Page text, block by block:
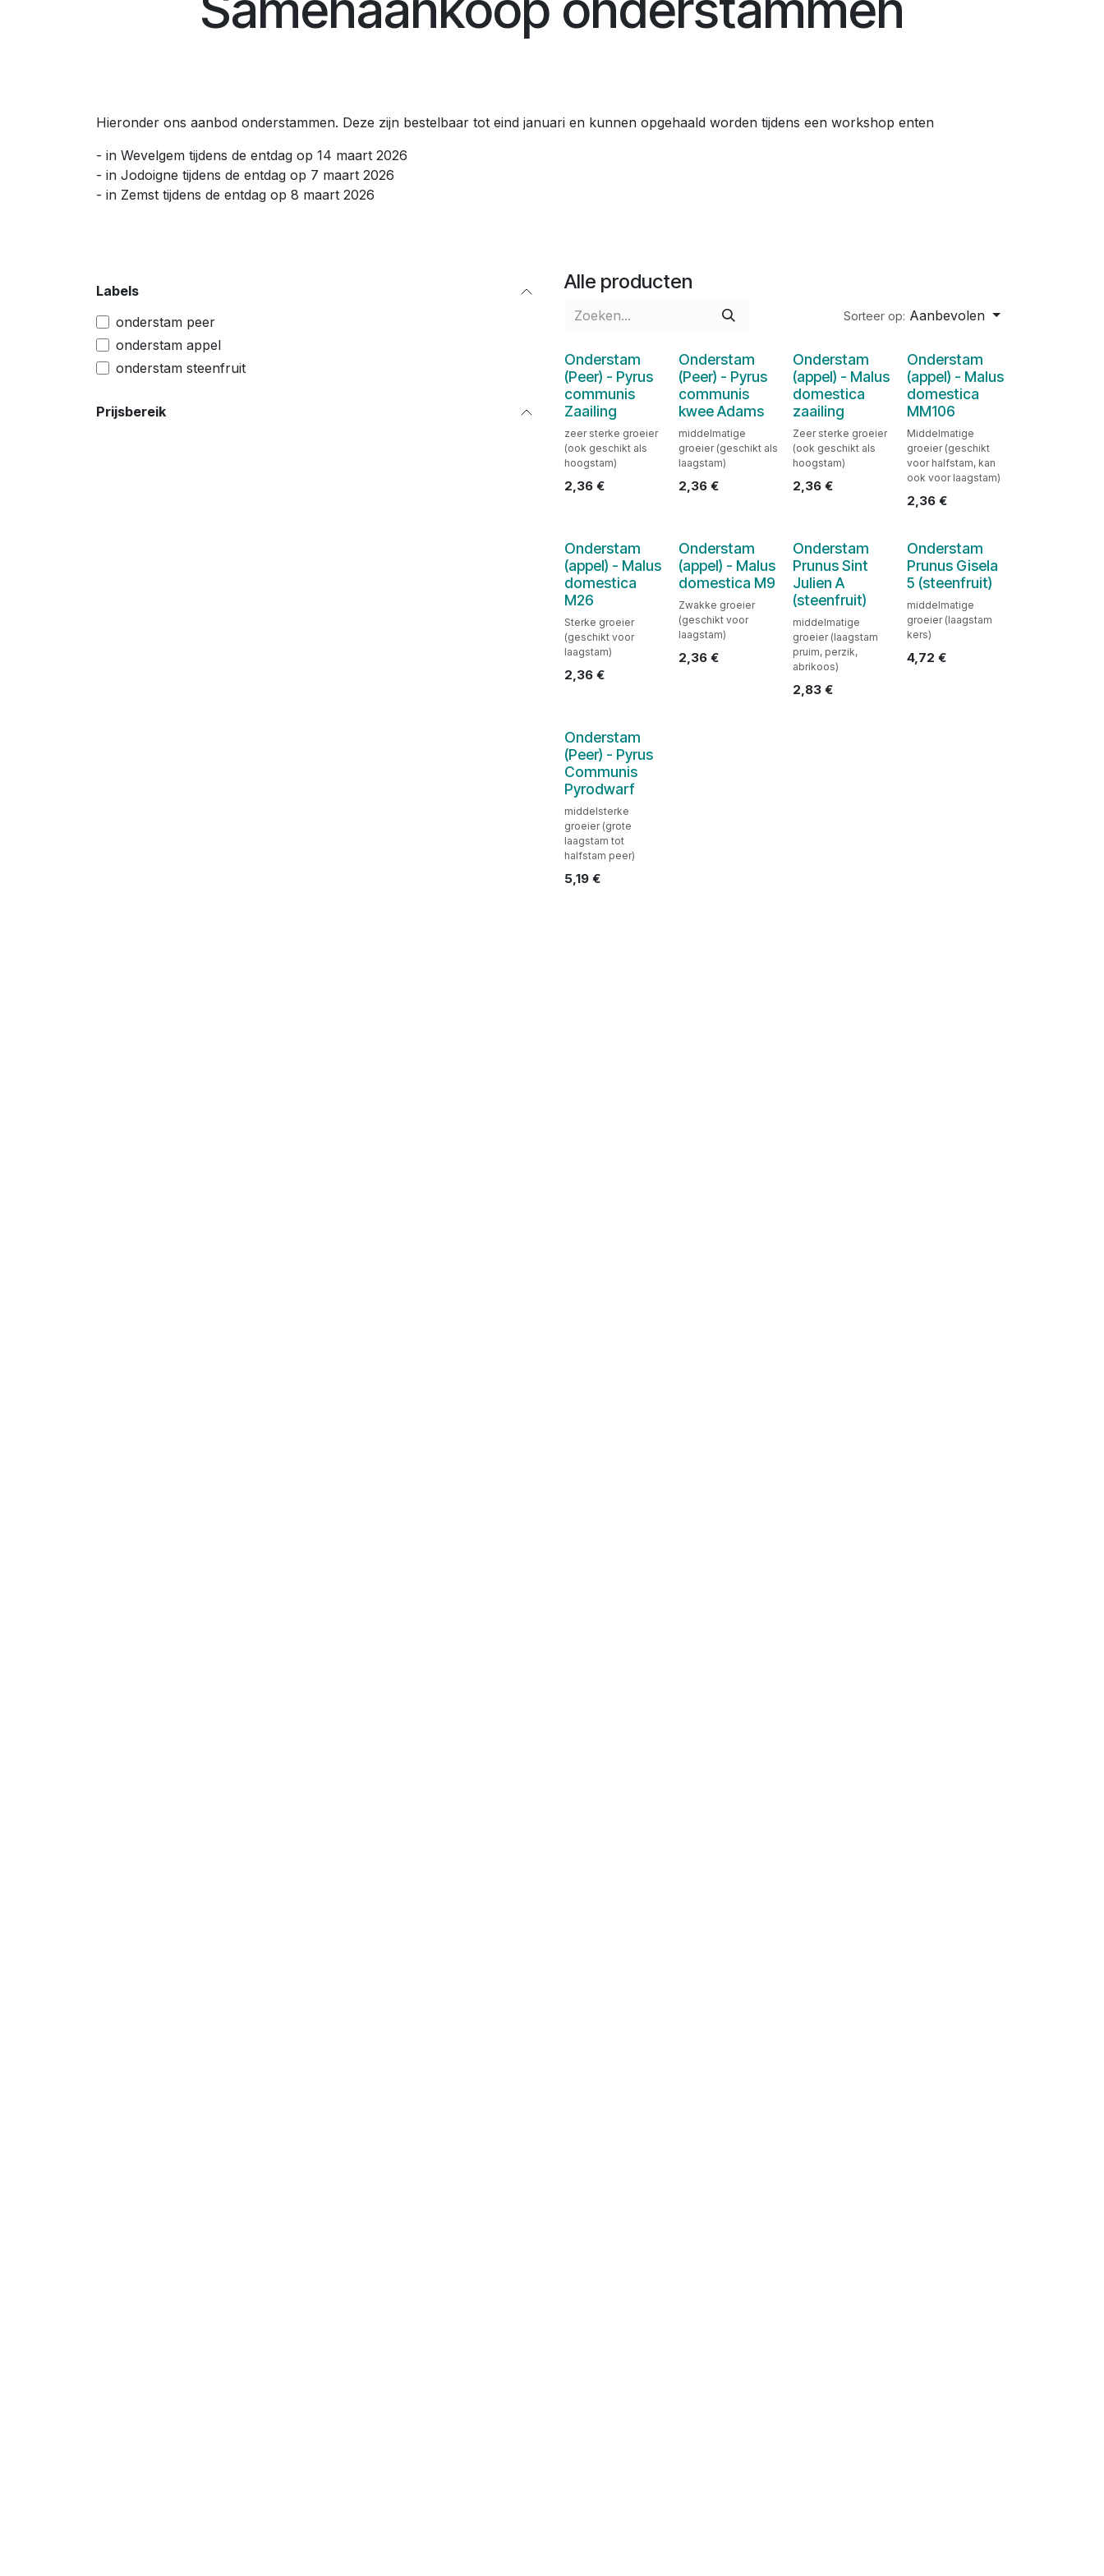
Hieronder ons aanbod onderstammen. Deze zijn bestelbaar tot eind januari en kunnen opgehaald worden tijdens een workshop enten
- in Wevelgem tijdens de entdag op 14 maart 2026
- in Jodoigne tijdens de entdag op 7 maart 2026
- in Zemst tijdens de entdag op 8 maart 2026
Labels
onderstam peer
onderstam appel
onderstam steenfruit
Prijsbereik
Alle producten
Sorteer op: Aanbevolen
Onderstam
(Peer) - Pyrus
communis
Zaailing
zeer sterke groeier
(ook geschikt als
hoogstam)
2,36 €
Onderstam
(Peer) - Pyrus
communis
kwee Adams
middelmatige
groeier (geschikt als
laagstam)
2,36€
Onderstam
(appel) - Malus
domestica
zaailing
Zeer sterke groeier
(ook geschikt als
hoogstam)
2,36€
Onderstam
(appel) - Malus
domestica
MM106
Middelmatige
groeier (geschikt
voor halfstam, kan
ook voor laagstam)
2,36€
Onderstam
(appel) - Malus
domestica
M26
Sterke groeier
(geschikt voor
laagstam)
2,36 €
Onderstam
(appel) - Malus
domestica M9
Zwakke groeier
(geschikt voor
laagstam)
2,36€
Onderstam
Prunus Sint
Julien A
(steenfruit)
middelmatige
groeier (laagstam
pruim, perzik,
abrikoos)
2,83€
Onderstam
Prunus Gisela
5 (steenfruit)
middelmatige
groeier (laagstam
kers)
4,72 €
Onderstam
(Peer) - Pyrus
Communis
Pyrodwarf
middelsterke
groeier (grote
laagstam tot
halfstam peer)
5,19 €